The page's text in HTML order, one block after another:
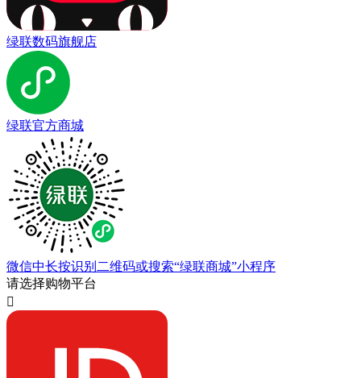
绿联数码旗舰店
绿联官方商城
微信中长按识别二维码或搜索“绿联商城”小程序
请选择购物平台
